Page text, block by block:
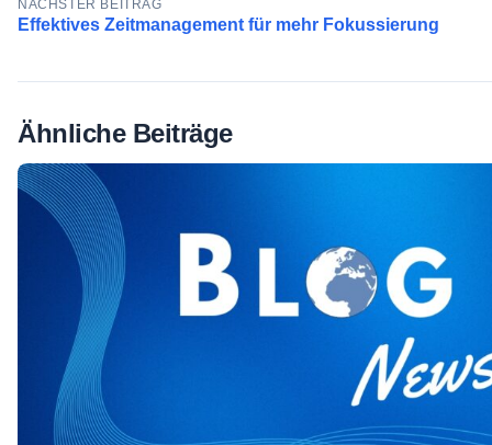
NÄCHSTER BEITRAG
Effektives Zeitmanagement für mehr Fokussierung
Ähnliche Beiträge